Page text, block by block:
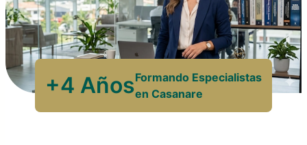
+4 AñosFormando Especialistas
en Casanare